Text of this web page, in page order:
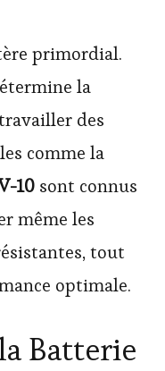
primordial.
la
des
comme la
10 sont connus
même les
tout
optimale.
Batterie